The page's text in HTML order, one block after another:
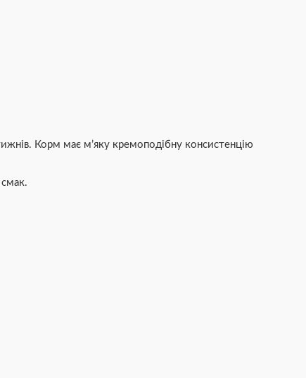
Корм має м’яку кремоподібну консистенцію